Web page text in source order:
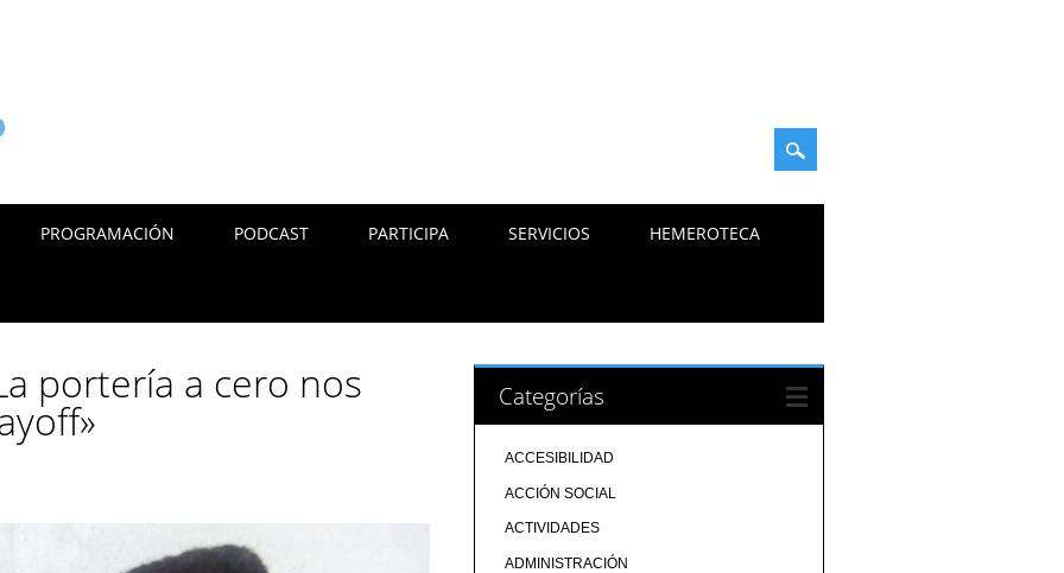
PROGRAMACIÓN PODCAST PARTICIPA SERVICIOS HEMEROTECA
portería a cero nos Categorías
ACCESIBILIDAD
ACCIÓN SOCIAL
ACTIVIDADES
ADMINISTRACIÓN